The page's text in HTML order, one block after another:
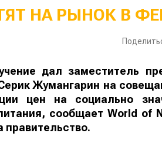
НА РЫНОК В
дал заместитель
Жумангарин на
цен на социально
сообщаетWorld of
правительство.